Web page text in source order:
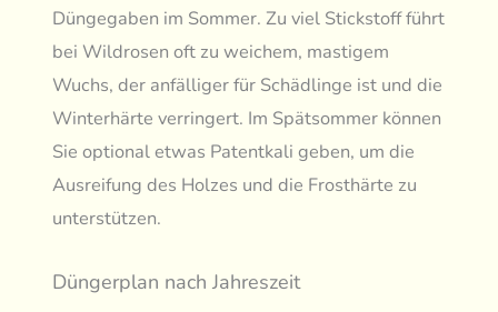
Düngegaben im Sommer. Zu viel Stickstoff führt
bei Wildrosen oft zu weichem, mastigem
Wuchs, der anfälliger für Schädlinge ist und die
Winterhärte verringert. Im Spätsommer können
Sie optional etwas Patentkali geben, um die
Ausreifung des Holzes und die Frosthärte zu
unterstützen.
Düngerplan nach Jahreszeit